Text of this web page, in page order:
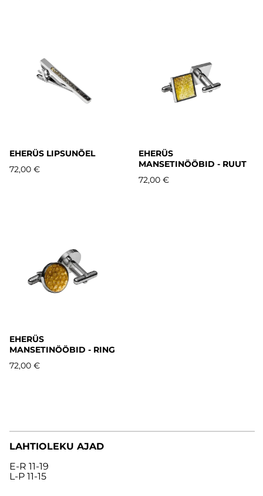
EHERÜS LIPSUNÕEL
72,00 €
EHERÜS
MANSETINÖÖBID - RUUT
72,00 €
EHERÜS
MANSETINÖÖBID - RING
72,00 €
LAHTIOLEKU AJAD
E-R 11-19
L-P 11-15